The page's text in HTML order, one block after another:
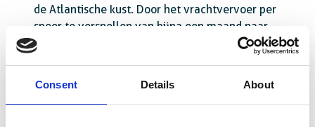
Consent Details About
de Atlantische kust. Door het vrachtvervoer per
spoor te versnellen van bijna een maand naar
een week, wil het de regionale handel
Via de Global Gateway ondersteunt Enabelhet